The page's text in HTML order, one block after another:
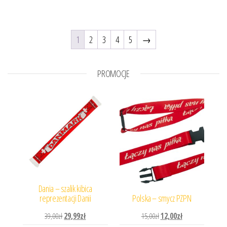
1 2 3 4 5 →
PROMOCJE
Dania – szalik kibica
reprezentacji Danii
39,00złPierwotna cena wynosiła: 39,00zł.
29,99złAktualna cena wynosi: 29,99zł.
Polska – smycz PZPN
15,00złPierwotna cena wynosiła:
12,00złAktualna cena